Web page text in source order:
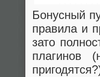
Бонусный
правила и
зато
плагинов